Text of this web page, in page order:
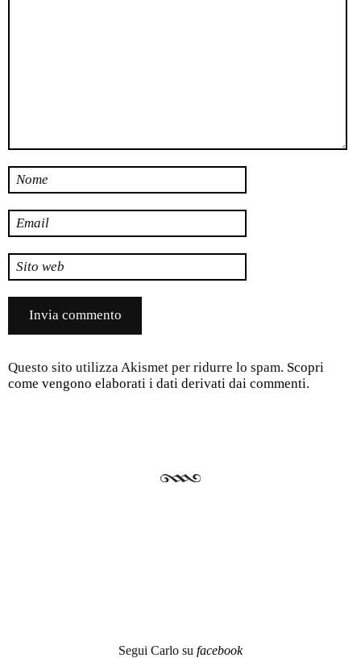
Nome
Email
Sito web
Questo sito utilizza Akismet per ridurre lo spam. Scopri
come vengono elaborati i dati derivati dai commenti.
Segui Carlo su facebook